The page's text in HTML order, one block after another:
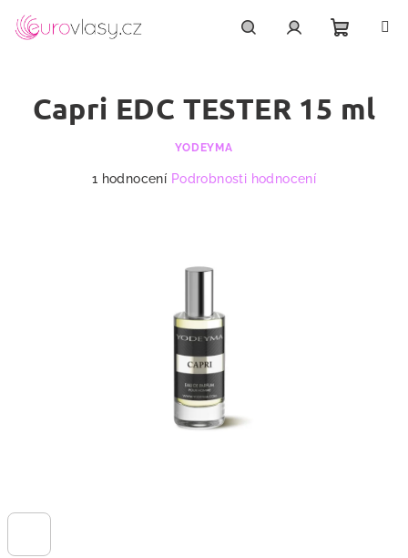
obsah
košík
Capri EDC TESTER 15 ml
YODEYMA
1 hodnocení Podrobnosti hodnocení